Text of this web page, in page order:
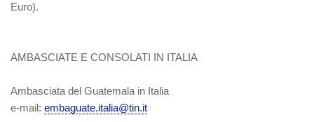
Euro).
AMBASCIATE E CONSOLATI IN ITALIA
Ambasciata del Guatemala in Italia
e-mail: embaguate.italia@tin.it